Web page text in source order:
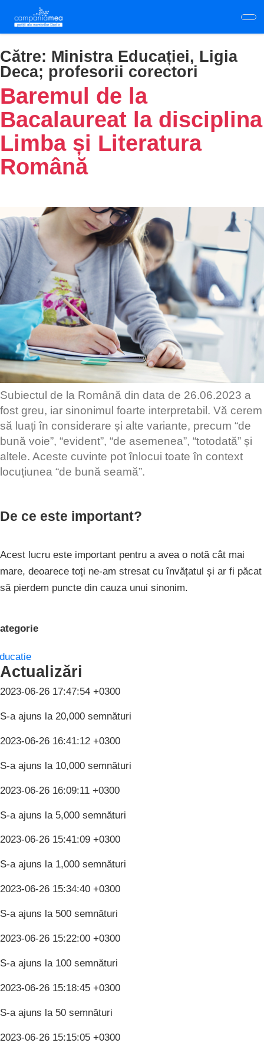
main
content
Către: Ministra Educației, Ligia
Deca; profesorii corectori
Baremul de la
Bacalaureat la disciplina
Limba și Literatura
Română
Subiectul de la Română din data de 26.06.2023 a
fost greu, iar sinonimul foarte interpretabil. Vă cerem
să luați în considerare și alte variante, precum “de
bună voie”, “evident”, “de asemenea”, “totodată” și
altele. Aceste cuvinte pot înlocui toate în context
locuțiunea “de bună seamă”.
De ce este important?
Acest lucru este important pentru a avea o notă cât mai
mare, deoarece toți ne-am stresat cu învățatul și ar fi păcat
să pierdem puncte din cauza unui sinonim.
Actualizări
2023-06-26 17:47:54 +0300
S-a ajuns la 20,000 semnături
2023-06-26 16:41:12 +0300
S-a ajuns la 10,000 semnături
2023-06-26 16:09:11 +0300
S-a ajuns la 5,000 semnături
2023-06-26 15:41:09 +0300
S-a ajuns la 1,000 semnături
2023-06-26 15:34:40 +0300
S-a ajuns la 500 semnături
2023-06-26 15:22:00 +0300
S-a ajuns la 100 semnături
2023-06-26 15:18:45 +0300
S-a ajuns la 50 semnături
2023-06-26 15:15:05 +0300